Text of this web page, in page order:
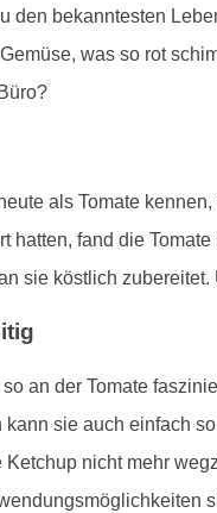
den bekanntesten
was so rot
als Tomate
hatten, fand die
sie köstlich
an der Tomate
kann sie auch einfach
Ketchup nicht mehr